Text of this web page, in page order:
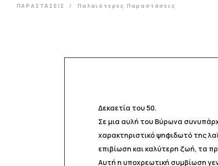
ΠΑΡΑΣΤΑΣΕΙΣ Παλαιότερες Παραστάσεις
Δεκαετία του 50.
Σε μια αυλή του Βύρωνα
χαρακτηριστικό ψηφιδωτό της
επιβίωση και καλύτερη ζωή, τα
Αυτή η υποχρεωτική συμβίωση